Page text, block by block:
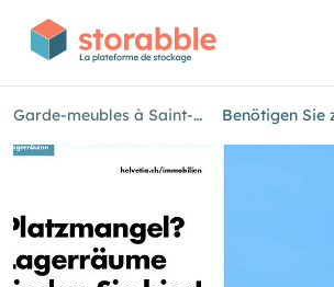
Garde-meubles à Saint-Gall